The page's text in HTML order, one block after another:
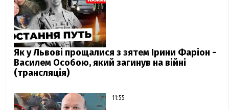
Як у Львові прощалися з зятем Ірини Фаріон -
Василем Особою, який загинув на війні
(трансляція)
11:55